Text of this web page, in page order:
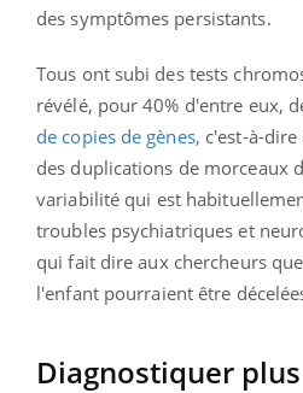
des symptômes persistants.
Tous ont subi des tests
révélé, pour 40% d'entre eux,
de copies de gènes, c'est-à-
des duplications de morceaux
variabilité qui est
troubles psychiatriques et
qui fait dire aux chercheurs
l'enfant pourraient être
Diagnostiquer